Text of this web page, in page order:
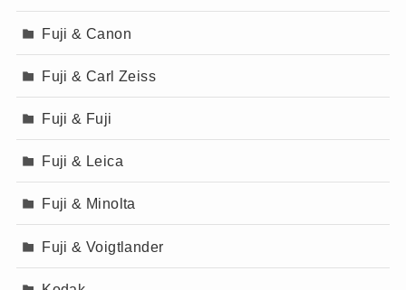
Fuji & Canon
Fuji & Carl Zeiss
Fuji & Fuji
Fuji & Leica
Fuji & Minolta
Fuji & Voigtlander